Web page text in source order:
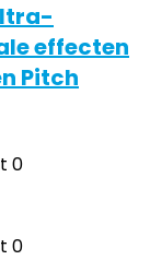
effecten
Pitch
0
0